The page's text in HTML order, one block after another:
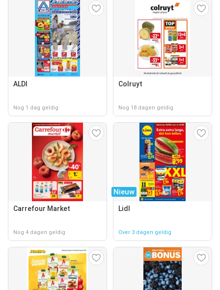
ALDI
Nog 1 dag geldig
Colruyt
Nog 18 dagen geldig
Carrefour Market
Nog 4 dagen geldig
Nieuw
Lidl
Over 3 dagen geldig